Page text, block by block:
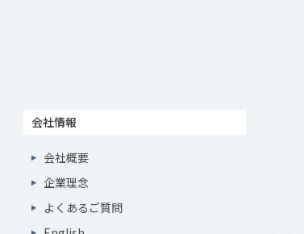
会社情報
会社概要
企業理念
よくあるご質問